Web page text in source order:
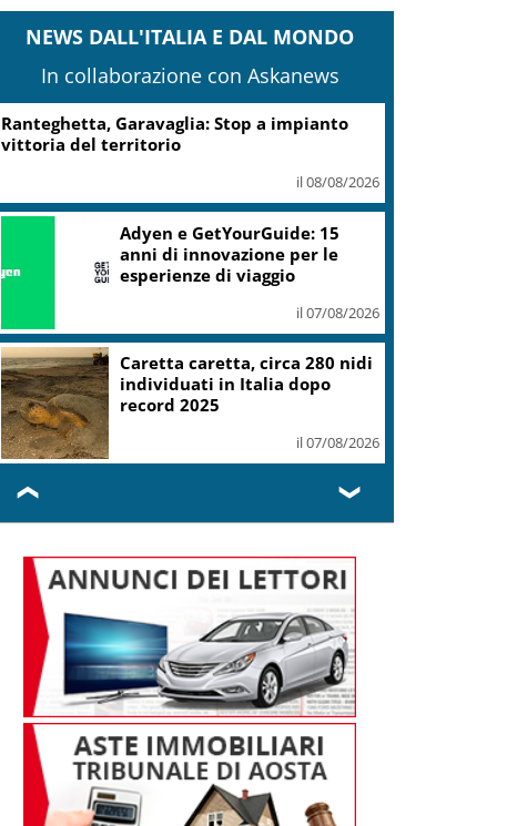
NEWS DALL'ITALIA E DAL MONDO
In collaborazione con Askanews
Ranteghetta, Garavaglia: Stop a impianto
vittoria del territorio
il 08/08/2026
Adyen e GetYourGuide: 15
anni di innovazione per le
esperienze di viaggio
il 07/08/2026
Caretta caretta, circa 280 nidi
individuati in Italia dopo
record 2025
il 07/08/2026
❮ ❯